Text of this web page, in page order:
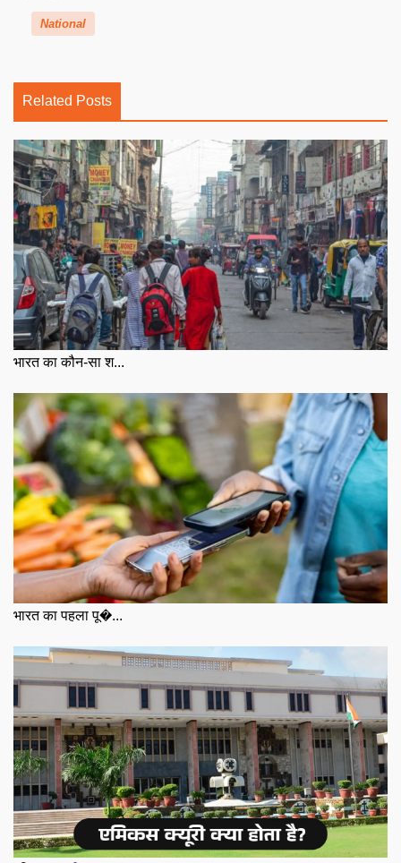
National
Related Posts
भारत का कौन-सा श...
भारत का पहला पू�...